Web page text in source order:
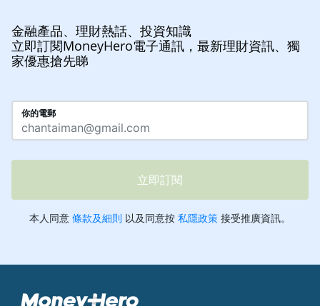
金融產品、理財熱話、投資知識
立即訂閱MoneyHero電子通訊，最新理財資訊、獨
家優惠搶先睇